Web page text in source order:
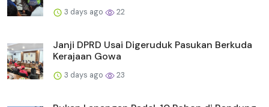
3 days ago 22
Janji DPRD Usai Digeruduk Pasukan Berkuda
Kerajaan Gowa
3 days ago 23